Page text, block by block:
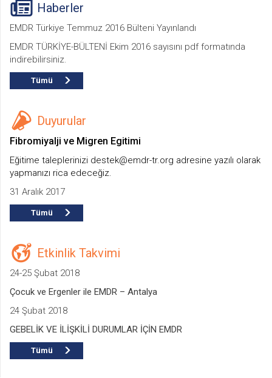
Haberler
EMDR Türkiye Temmuz 2016 Bülteni Yayınlandı
EMDR TÜRKİYE-BÜLTENİ Ekim 2016 sayısını pdf formatında
indirebilirsiniz.
Tümü
Duyurular
Fibromiyalji ve Migren Egitimi
Eğitime taleplerinizi destek@emdr-tr.org adresine yazılı olarak
yapmanızı rica edeceğiz.
31 Aralık 2017
Tümü
Etkinlik Takvimi
24-25 Şubat 2018
Çocuk ve Ergenler ile EMDR – Antalya
24 Şubat 2018
GEBELİK VE İLİŞKİLİ DURUMLAR İÇİN EMDR
Tümü